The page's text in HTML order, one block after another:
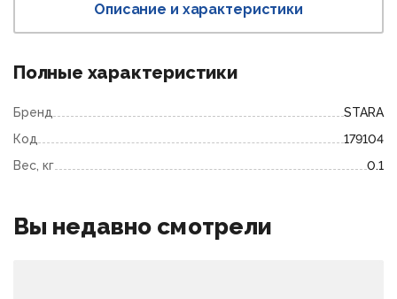
Описание и характеристики
Полные характеристики
Бренд
STARA
Код
179104
Вес, кг
0.1
Вы недавно смотрели